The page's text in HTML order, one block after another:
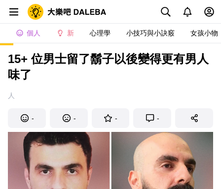
個人 新 心理學 小技巧與小訣竅 女孩小物
15+ 位男士留了鬍子以後變得更有男人
味了
人
- - - -